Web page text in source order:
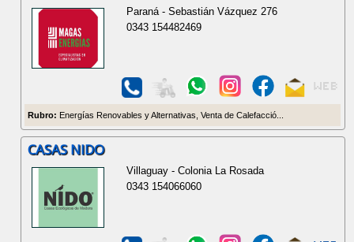
Paraná - Sebastián Vázquez 276
0343 154482469
Rubro: Energías Renovables y Alternativas, Venta de Calefacció...
CASAS NIDO
Villaguay - Colonia La Rosada
0343 154066060